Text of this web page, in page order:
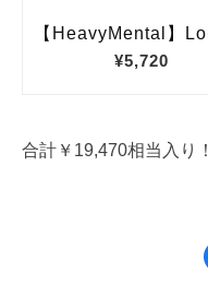
合計￥19,470相当入り！